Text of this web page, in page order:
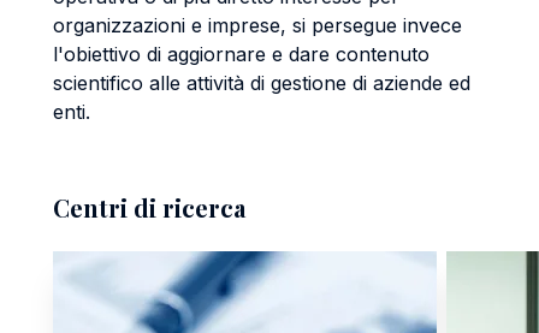
organizzazioni e imprese, si persegue invece
l'obiettivo di aggiornare e dare contenuto
scientifico alle attività di gestione di aziende ed
enti.
Centri di ricerca